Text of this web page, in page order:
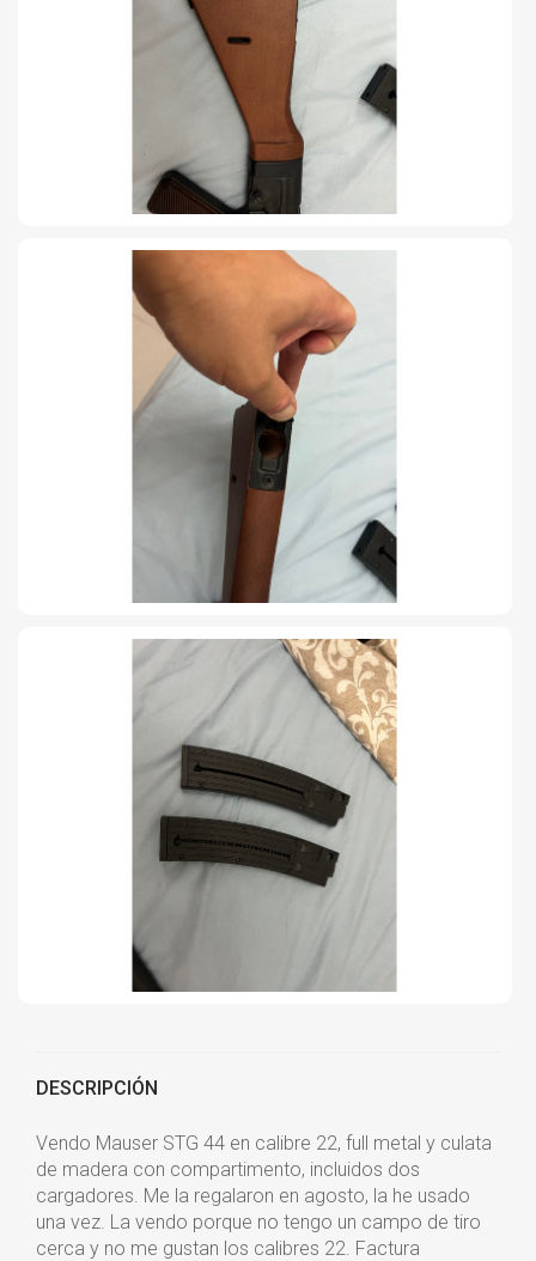
DESCRIPCIÓN
Vendo Mauser STG 44 en calibre 22, full metal y culata
de madera con compartimento, incluidos dos
cargadores. Me la regalaron en agosto, la he usado
una vez. La vendo porque no tengo un campo de tiro
cerca y no me gustan los calibres 22. Factura